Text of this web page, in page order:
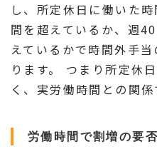
し、所定休日に働いた
間を超えているか、週
えているかで時間外手
ります。 つまり所定休
く、実労働時間との関係
労働時間で割増の要